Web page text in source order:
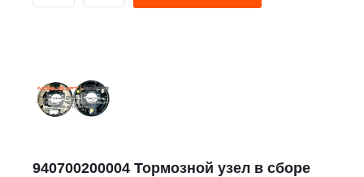
940700200004 Тормозной узел в сборе